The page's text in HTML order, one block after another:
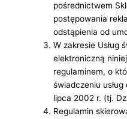
pośrednictwem
postępowania
odstąpienia od
W zakresie Usług
elektroniczną
regulaminem, o
świadczeniu
lipca 2002 r. (tj.
Regulamin